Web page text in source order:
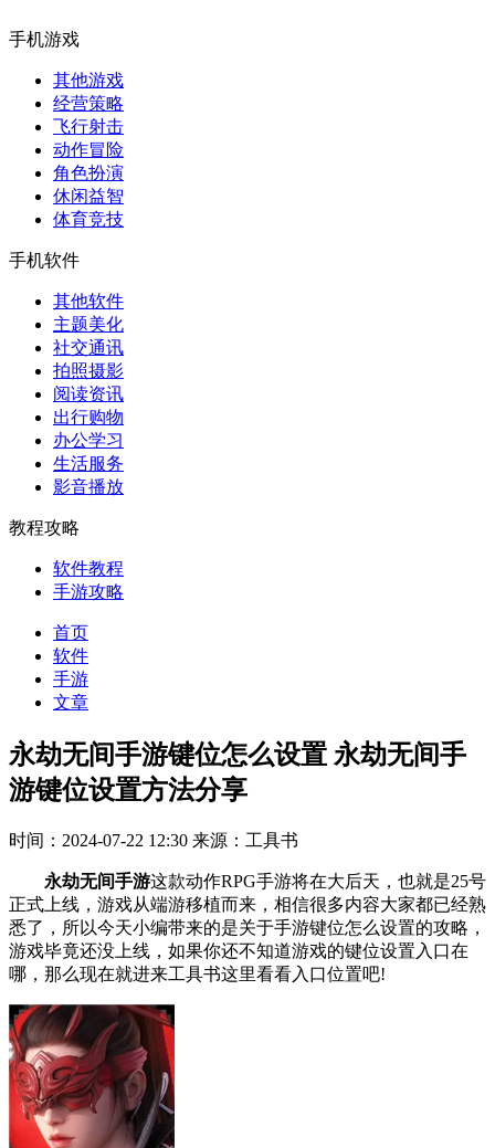
手机游戏
其他游戏
经营策略
飞行射击
动作冒险
角色扮演
休闲益智
体育竞技
手机软件
其他软件
主题美化
社交通讯
拍照摄影
阅读资讯
出行购物
办公学习
生活服务
影音播放
教程攻略
软件教程
手游攻略
首页
软件
手游
文章
永劫无间手游键位怎么设置 永劫无间手
游键位设置方法分享
时间：2024-07-22 12:30 来源：工具书
永劫无间手游这款动作RPG手游将在大后天，也就是25号
正式上线，游戏从端游移植而来，相信很多内容大家都已经熟
悉了，所以今天小编带来的是关于手游键位怎么设置的攻略，
游戏毕竟还没上线，如果你还不知道游戏的键位设置入口在
哪，那么现在就进来工具书这里看看入口位置吧!